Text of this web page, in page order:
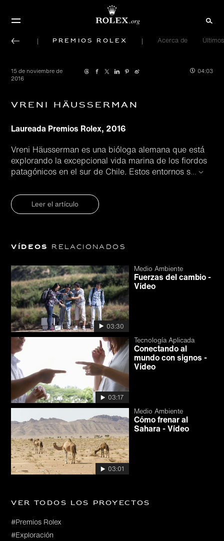
Premios Rolex Acerca de
15 de noviembre de
2016
04:03
Vreni Häusserman
Laureada Premios Rolex, 2016
Vreni Häusserman es una bióloga alemana que está
explorando la excepcional vida marina de los fiordos
patagónicos en el sur de Chile. Estos entornos s...
Leer el artículo
Vídeos relacionados
03:30
Medio Ambiente
Fuerzas del cambio -
Vídeo
03:17
Tecnología Aplicada
Conectando al
mundo con signos -
Vídeo
03:01
Medio Ambiente
Cómo frenar al
Sahara - Vídeo
Ver todos los proyectos
#Premios Rolex
#Exploración